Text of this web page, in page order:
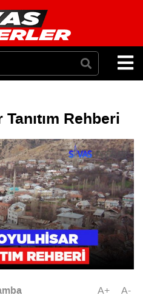
Rehberi
A+ A-